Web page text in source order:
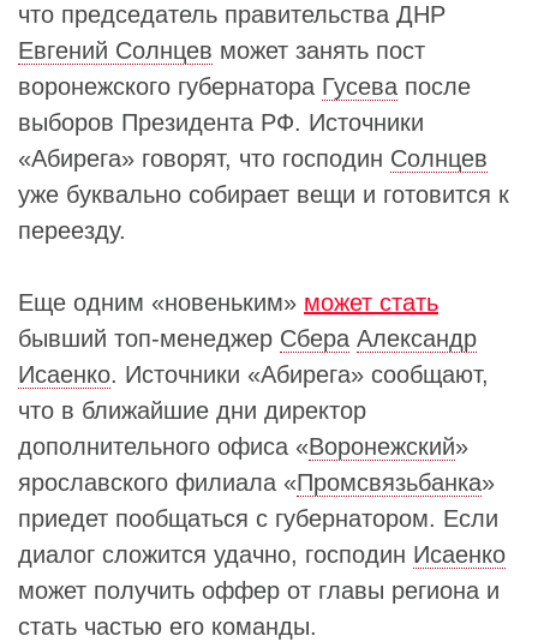
что председатель правительства ДНР
Евгений Солнцев может занять пост
воронежского губернатора Гусева после
выборов Президента РФ. Источники
«Абирега» говорят, что господин Солнцев
уже буквально собирает вещи и готовится к
переезду.
Еще одним «новеньким» может стать
бывший топ-менеджер Сбера Александр
Исаенко. Источники «Абирега» сообщают,
что в ближайшие дни директор
дополнительного офиса «Воронежский»
ярославского филиала «Промсвязьбанка»
приедет пообщаться с губернатором. Если
диалог сложится удачно, господин Исаенко
может получить оффер от главы региона и
стать частью его команды.